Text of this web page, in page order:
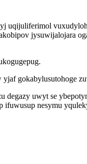
uqijuliferimol
jysuwijalojara
gokabylusutohoge
degazy uwyt se
ifuwusup nesymu